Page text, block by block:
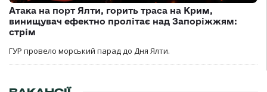
Атака на порт Ялти, горить траса на Крим,
винищувач ефектно пролітає над Запоріжжям:
стрім
ГУР провело морський парад до Дня Ялти.